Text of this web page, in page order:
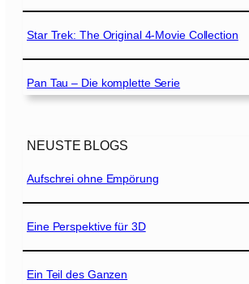
Star Trek: The Original 4-Movie Collection
Pan Tau – Die komplette Serie
NEUSTE BLOGS
Aufschrei ohne Empörung
Eine Perspektive für 3D
Ein Teil des Ganzen